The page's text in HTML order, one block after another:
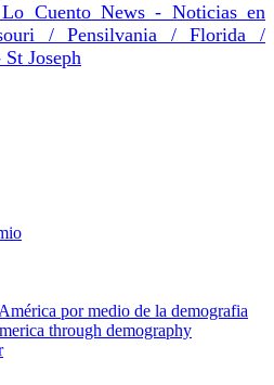
Cuento News - Noticias en
/ Pensilvania / Florida /
Joseph
por medio de la demografia
through demography